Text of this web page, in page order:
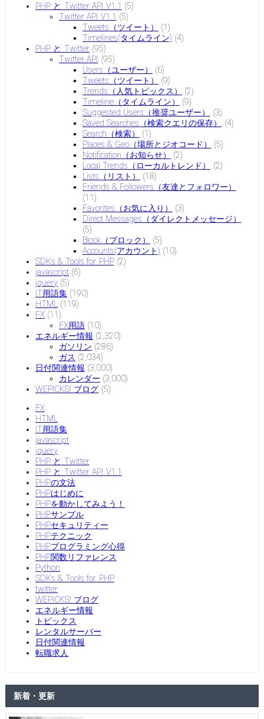
PHP と Twitter API V1.1 (5)
Twitter API V1.1 (5)
Tweets（ツイート）
(1)
Timelines(タイムライン) (4)
PHP と Twitter(95)
Twitter API (95)
Users（ユーザー）
(6)
Tweets（ツイート）
(9)
Trends（人気トピックス）
(2)
Timeline（タイムライン）
(9)
Suggested Users（推奨ユーザー）
(3)
Saved Searches（検索クエリの保存）
(4)
Search（検索）
(1)
Places & Geo（場所とジオコード）
(5)
Notification（お知らせ）
(2)
Local Trends（ローカルトレンド）
(2)
Lists（リスト）
(18)
Friends & Followers（友達とフォロワー）
(11)
Favorites（お気に入り）
(3)
Direct Messages（ダイレクトメッセージ）
(5)
Block（ブロック）
(5)
Accounts(アカウント) (10)
SDKs & Tools for PHP(2)
javascript(6)
jquery(5)
IT用語集(190)
HTML
(119)
FX(11)
FX用語(10)
エネルギー情報 (2,320)
ガソリン (286)
ガス (2,034)
日付関連情報 (3,000)
カレンダー (3,000)
WEPICKS! ブログ (5)
FX
HTML
IT用語集
javascript
jquery
PHP と Twitter
PHP と Twitter API V1.1
PHPの文法
PHPはじめに
PHPを動かしてみよう！
PHPサンプル
PHPセキュリティー
PHPテクニック
PHPプログラミング心得
PHP関数リファレンス
Python
SDKs & Tools for PHP
twitter
WEPICKS! ブログ
エネルギー情報
トピックス
レンタルサーバー
日付関連情報
転職求人
新着・更新